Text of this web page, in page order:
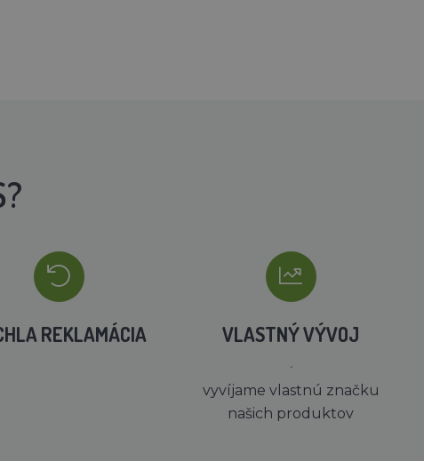
REKLAMÁCIA VLASTNÝ VÝVOJ
´
vyvíjame vlastnú značku
našich produktov